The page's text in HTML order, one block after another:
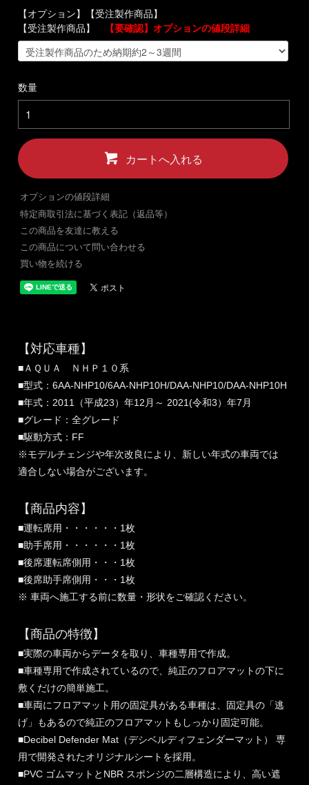
【オプション】【受注製作商品】
【受注製作商品】
【要確認】オプションの値段詳細
数量
カートへ入れる
オプションの値段詳細
特定商取引法に基づく表記（返品等）
この商品を友達に教える
この商品について問い合わせる
買い物を続ける
【対応車種】
■ＡＱＵＡ ＮＨＰ１０系
■型式：6AA-NHP10/6AA-NHP10H/DAA-NHP10/DAA-NHP10H
■年式：2011（平成23）年12月～ 2021(令和3）年7月
■グレード：全グレード
■駆動方式：FF
※モデルチェンジや年次改良により、新しい年式の車両では
適合しない場合がございます。
【商品内容】
■運転席用・・・・・・1枚
■助手席用・・・・・・1枚
■後席運転席側用・・・1枚
■後席助手席側用・・・1枚
※ 車両へ施工する前に数量・形状をご確認ください。
【商品の特徴】
■実際の車両からデータを取り、車種専用で作成。
■車種専用で作成されているので、純正のフロアマットの下に
敷くだけの簡単施工。
■車両にフロアマット用の固定具がある車種は、固定具の「逃
げ」もあるので純正のフロアマットもしっかり固定可能。
■Decibel Defender Mat（デシベルディフェンダーマット） 専
用で開発されたオリジナルシートを採用。
■PVC ゴムマットとNBR スポンジの二層構造により、高い遮